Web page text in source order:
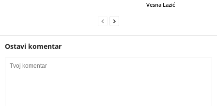
Vesna Lazić
Ostavi komentar